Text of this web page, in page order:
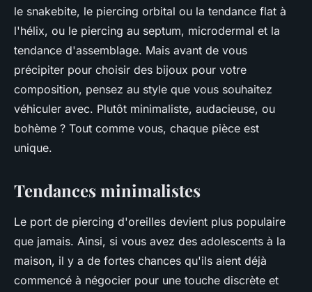
véronique•15 mai 2023•3 min de lecture
le snakebite, le piercing orbital ou la tendance flat à
l'hélix, ou le piercing au septum, microdermal et la
tendance d'assemblage. Mais avant de vous
précipiter pour choisir des bijoux pour votre
composition, pensez au style que vous souhaitez
véhiculer avec. Plutôt minimaliste, audacieuse, ou
bohème ? Tout comme vous, chaque pièce est
unique.
Tendances minimalistes
Le port de piercing d'oreilles devient plus populaire
que jamais. Ainsi, si vous avez des adolescents à la
maison, il y a de fortes chances qu'ils aient déjà
commencé à négocier pour une touche discrète et